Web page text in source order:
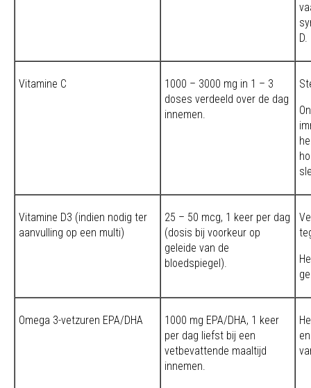
D.
Vitamine C
1000 – 3000 mg in 1 – 3
doses verdeeld over de dag
innemen.
Vitamine D3 (indien nodig ter
aanvulling op een multi)
25 – 50 mcg, 1 keer per dag
(dosis bij voorkeur op
geleide van de
bloedspiegel).
Omega 3-vetzuren EPA/DHA
1000 mg EPA/DHA, 1 keer
per dag liefst bij een
vetbevattende maaltijd
innemen.